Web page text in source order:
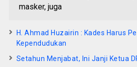
masker, juga
H. Ahmad Huzairin : Kades Harus
Kependudukan
Setahun Menjabat, Ini Janji Ketua